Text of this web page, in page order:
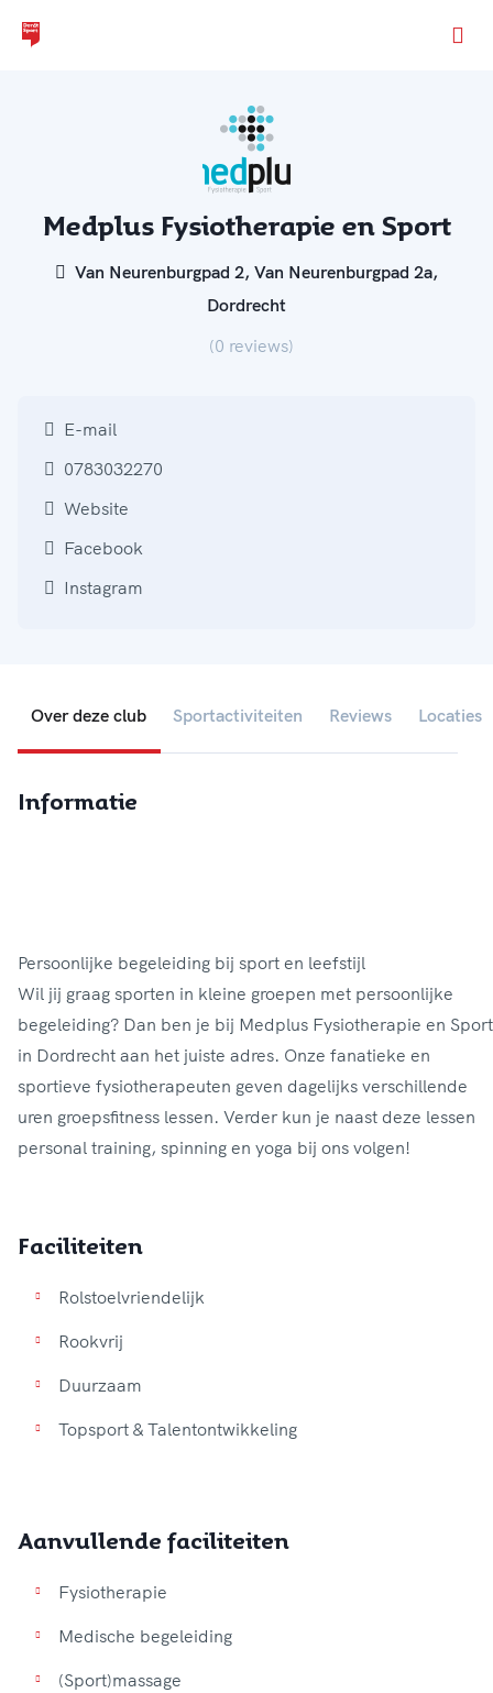
Medplus Fysiotherapie en Sport
Van Neurenburgpad 2, Van Neurenburgpad 2a,
Dordrecht
(0 reviews)
E-mail
0783032270
Website
Facebook
Instagram
Over deze club Sportactiviteiten Reviews Locaties
Informatie
Persoonlijke begeleiding bij sport en leefstijl
Wil jij graag sporten in kleine groepen met persoonlijke
begeleiding? Dan ben je bij Medplus Fysiotherapie en Sport
in Dordrecht aan het juiste adres. Onze fanatieke en
sportieve fysiotherapeuten geven dagelijks verschillende
uren groepsfitness lessen. Verder kun je naast deze lessen
Faciliteiten
Rolstoelvriendelijk
Rookvrij
Duurzaam
Topsport & Talentontwikkeling
Aanvullende faciliteiten
Fysiotherapie
Medische begeleiding
(Sport)massage